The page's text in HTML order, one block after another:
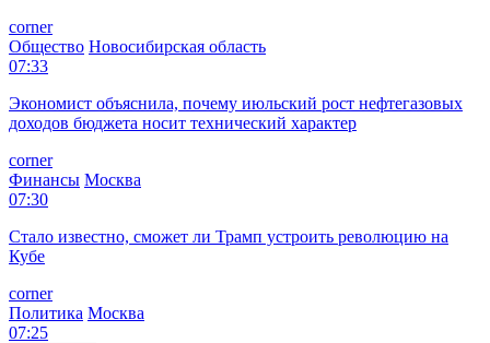
corner
Общество Новосибирская область
07:33
Экономист объяснила, почему июльский рост нефтегазовых
доходов бюджета носит технический характер
corner
Финансы Москва
07:30
Стало известно, сможет ли Трамп устроить революцию на
Кубе
corner
Политика Москва
07:25